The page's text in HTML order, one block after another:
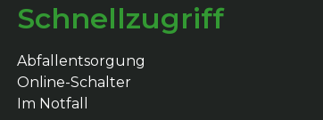
Schnellzugriff
Abfallentsorgung
Online-Schalter
Im Notfall